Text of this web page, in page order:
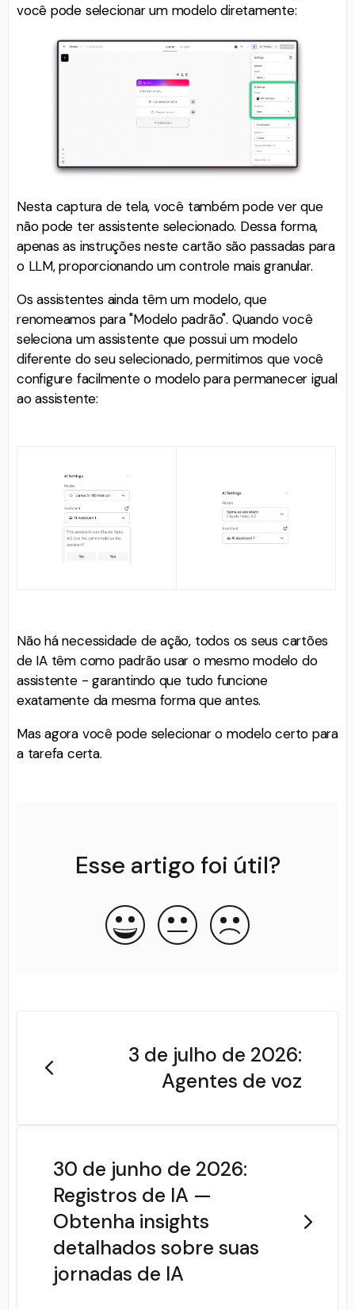
você pode selecionar um modelo diretamente:
Nesta captura de tela, você também pode ver que
não pode ter assistente selecionado. Dessa forma,
apenas as instruções neste cartão são passadas para
o LLM, proporcionando um controle mais granular.
Os assistentes ainda têm um modelo, que
renomeamos para "Modelo padrão". Quando você
seleciona um assistente que possui um modelo
diferente do seu selecionado, permitimos que você
configure facilmente o modelo para permanecer igual
ao assistente:
Não há necessidade de ação, todos os seus cartões
de IA têm como padrão usar o mesmo modelo do
assistente - garantindo que tudo funcione
exatamente da mesma forma que antes.
Mas agora você pode selecionar o modelo certo para
a tarefa certa.
Esse artigo foi útil?
3 de julho de 2026:
Agentes de voz
30 de junho de 2026:
Registros de IA —
Obtenha insights
detalhados sobre suas
jornadas de IA